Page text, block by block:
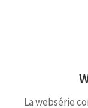
La websérie